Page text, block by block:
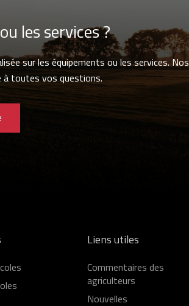
les services ?
sur les équipements ou les services. Nos
à toutes vos questions.
Liens utiles
Commentaires des
agriculteurs
Nouvelles